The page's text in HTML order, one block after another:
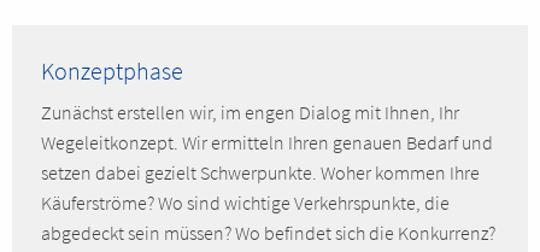
Konzeptphase
Zunächst erstellen wir, im engen Dialog mit Ihnen, Ihr
Wegeleitkonzept. Wir ermitteln Ihren genauen Bedarf und
setzen dabei gezielt Schwerpunkte. Woher kommen Ihre
Käuferströme? Wo sind wichtige Verkehrspunkte, die
abgedeckt sein müssen? Wo befindet sich die Konkurrenz?